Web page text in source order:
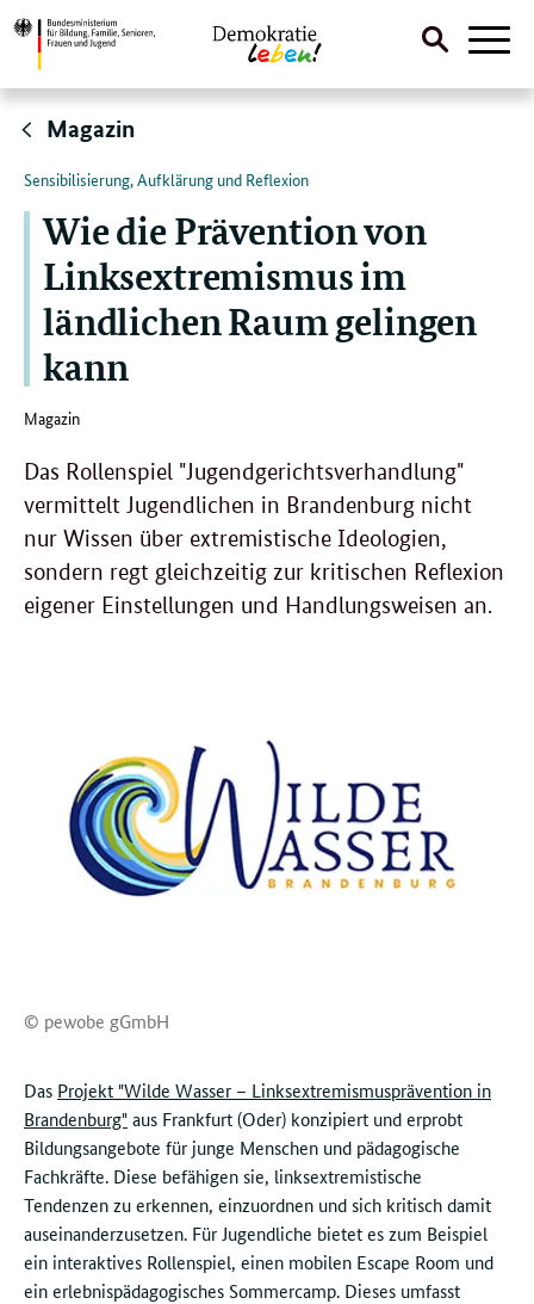
Direktlink:
Suche
Magazin
Sensibilisierung, Aufklärung und Reflexion
Wie die Prävention von
Linksextremismus im
ländlichen Raum gelingen
kann
Magazin
Das Rollenspiel "Jugendgerichtsverhandlung"
vermittelt Jugendlichen in Brandenburg nicht
nur Wissen über extremistische Ideologien,
sondern regt gleichzeitig zur kritischen Reflexion
eigener Einstellungen und Handlungsweisen an.
© pewobe gGmbH
Das Projekt "Wilde Wasser – Linksextremismusprävention in
Brandenburg"aus Frankfurt (Oder) konzipiert und erprobt
Bildungsangebote für junge Menschen und pädagogische
Fachkräfte. Diese befähigen sie, linksextremistische
Tendenzen zu erkennen, einzuordnen und sich kritisch damit
auseinanderzusetzen. Für Jugendliche bietet es zum Beispiel
ein interaktives Rollenspiel, einen mobilen Escape Room und
ein erlebnispädagogisches Sommercamp. Dieses umfasst